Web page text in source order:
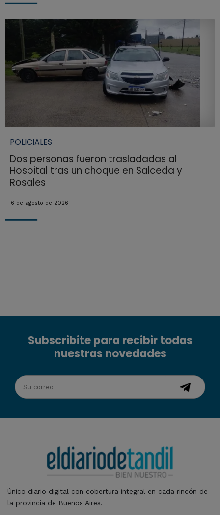
POLICIALES
Dos personas fueron trasladadas al
Hospital tras un choque en Salceda y
Rosales
6 de agosto de 2026
Subscribite para recibir todas
nuestras novedades
Único diario digital con cobertura integral en cada rincón de
la provincia de Buenos Aires.